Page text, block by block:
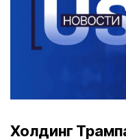
Холдинг